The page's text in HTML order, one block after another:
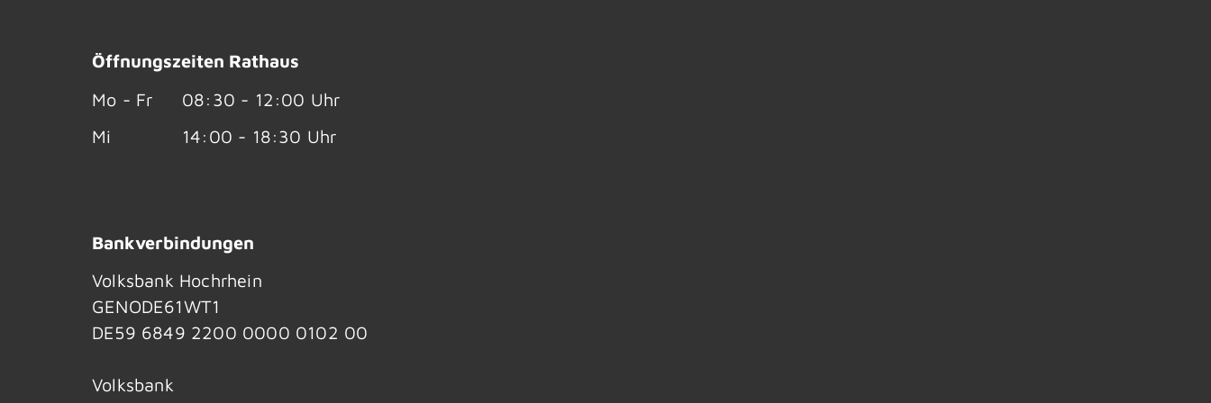
Öffnungszeiten Rathaus
Mo - Fr
08:30 - 12:00 Uhr
Mi
14:00 - 18:30 Uhr
Bankverbindungen
Volksbank Hochrhein
GENODE61WT1
DE59 6849 2200 0000 0102 00
Volksbank